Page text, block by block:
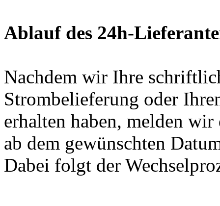
Ablauf des 24h-
Nachdem wir Ihre
Strombelieferung oder
erhalten haben, melden
ab dem gewünschten
Dabei folgt der